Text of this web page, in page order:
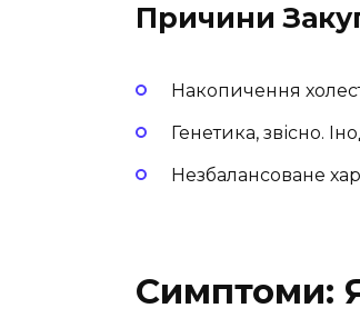
Причини
Накопичення
Генетика, звісно.
Незбалансоване
Симптоми: